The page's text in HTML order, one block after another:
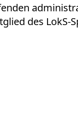
des LokS-